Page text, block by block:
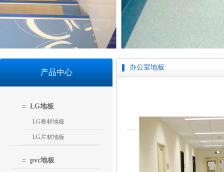
产品中心
LG地板
LG卷材地板
LG片材地板
pvc地板
办公室地板